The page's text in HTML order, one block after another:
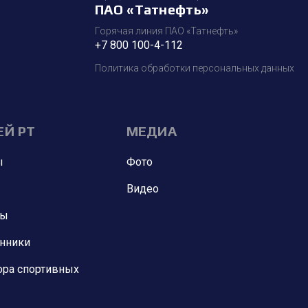
ПАО «Татнефть»
Горячая линия ПАО «Татнефть»
+7 800 100-4-112
Политика обработки персональных данных
РТ
спортивных
МЕДИА
Фото
Видео